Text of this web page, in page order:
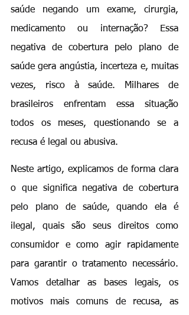
saúde negando um exame, cirurgia,
medicamento ou internação? Essa
negativa de cobertura pelo plano de
saúde gera angústia, incerteza e, muitas
vezes, risco à saúde. Milhares de
brasileiros enfrentam essa situação
todos os meses, questionando se a
recusa é legal ou abusiva.
Neste artigo, explicamos de forma clara
o que significa negativa de cobertura
pelo plano de saúde, quando ela é
ilegal, quais são seus direitos como
consumidor e como agir rapidamente
para garantir o tratamento necessário.
Vamos detalhar as bases legais, os
motivos mais comuns de recusa, as